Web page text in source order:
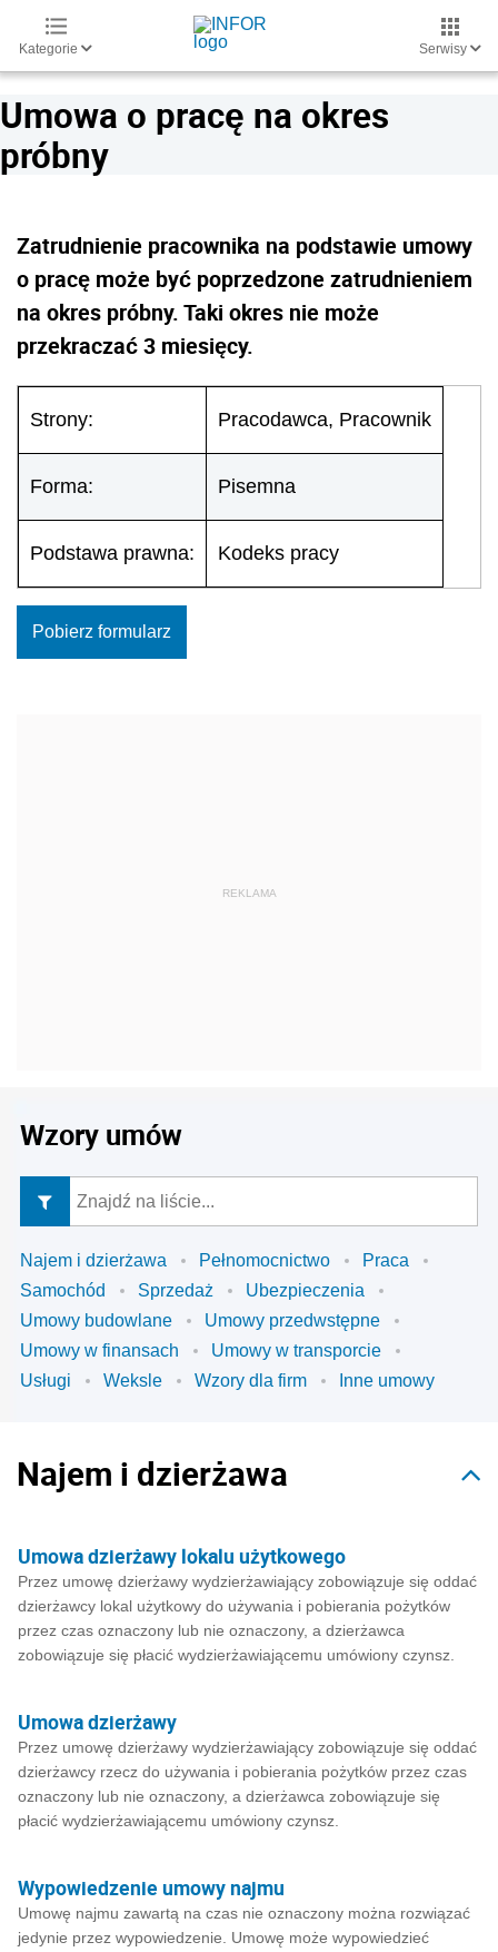
Kategorie Serwisy
Umowa o pracę na okres
próbny
Zatrudnienie pracownika na podstawie umowy
o pracę może być poprzedzone zatrudnieniem
na okres próbny. Taki okres nie może
przekraczać 3 miesięcy.
Strony: Pracodawca, Pracownik
Forma: Pisemna
Podstawa prawna: Kodeks pracy
Pobierz formularz
Wzory umów
Najem i dzierżawa Pełnomocnictwo
Praca
Samochód
Sprzedaż
Ubezpieczenia
Umowy budowlane
Umowy przedwstępne
Umowy w finansach
Umowy w transporcie
Usługi
Weksle Wzory dla firm Inne umowy
Najem i dzierżawa
Umowa dzierżawy lokalu użytkowego
Przez umowę dzierżawy wydzierżawiający zobowiązuje się oddać
dzierżawcy lokal użytkowy do używania i pobierania pożytków
przez czas oznaczony lub nie oznaczony, a dzierżawca
zobowiązuje się płacić wydzierżawiającemu umówiony czynsz.
Umowa dzierżawy
Przez umowę dzierżawy wydzierżawiający zobowiązuje się oddać
dzierżawcy rzecz do używania i pobierania pożytków przez czas
oznaczony lub nie oznaczony, a dzierżawca zobowiązuje się
płacić wydzierżawiającemu umówiony czynsz.
Wypowiedzenie umowy najmu
Umowę najmu zawartą na czas nie oznaczony można rozwiązać
jedynie przez wypowiedzenie. Umowę może wypowiedzieć